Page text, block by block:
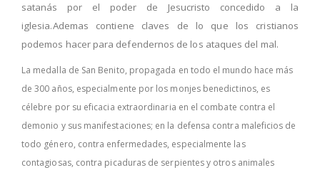
satanás por el poder de Jesucristo concedido a la
iglesia.Ademas contiene claves de lo que los cristianos
podemos hacer para defendernos de los ataques del mal.
La medalla de San Benito, propagada en todo el mundo hace más
de 300 años, especialmente por los monjes benedictinos, es
célebre por su eficacia extraordinaria en el combate contra el
demonio y sus manifestaciones; en la defensa contra maleficios de
todo género, contra enfermedades, especialmente las
contagiosas, contra picaduras de serpientes y otros animales